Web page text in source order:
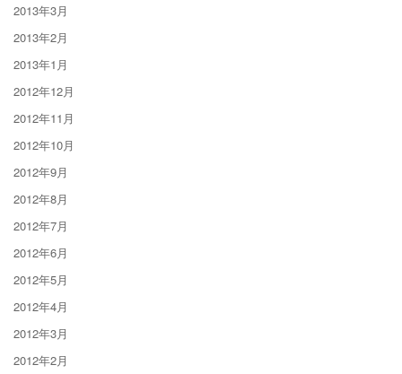
2013年3月
2013年2月
2013年1月
2012年12月
2012年11月
2012年10月
2012年9月
2012年8月
2012年7月
2012年6月
2012年5月
2012年4月
2012年3月
2012年2月